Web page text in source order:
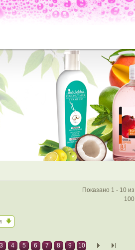
Показано 1 - 10 из
100
3 4 5 6 7 8 9 10